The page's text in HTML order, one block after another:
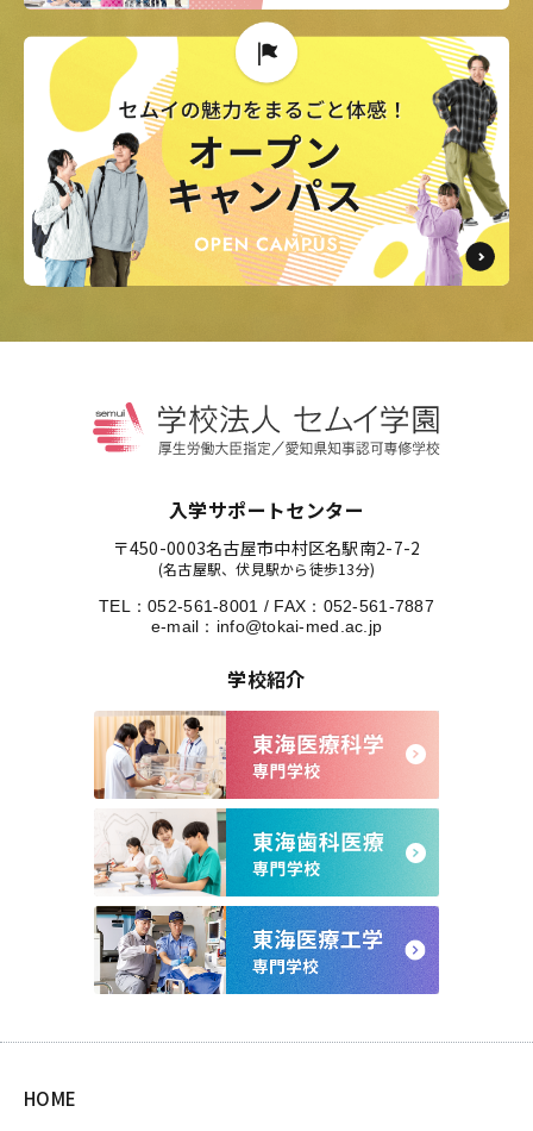
入学サポートセンター
〒450-0003名古屋市中村区名駅南2-7-2
(名古屋駅、伏見駅から徒歩13分)
TEL：052-561-8001 / FAX：052-561-7887
e-mail： info@tokai-med.ac.jp
学校紹介
HOME